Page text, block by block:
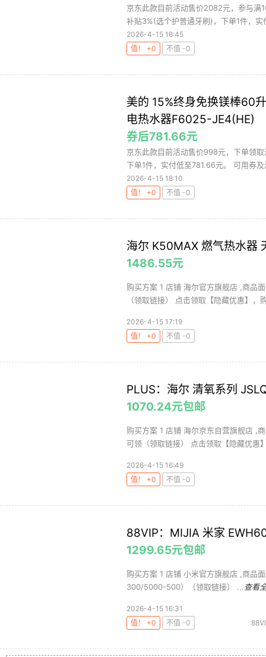
京东此款目前活动售价2082元，参与
补贴3%(选个护普通牙刷)，下单1件，实
2026-4-15 18:45
值！ +0
不值 -0
美的 15%终身免换镁棒60
电热水器F6025-JE4(HE)
券后781.66元
京东此款目前活动售价998元，下单领
下单1件，实付低至781.66元。 可用券
2026-4-15 18:10
值！ +0
不值 -0
海尔 K50MAX 燃气热水器
1486.55元
购买方案 1 店铺 海尔官方旗舰店 ,商品
（领取链接） 点击领取【隐藏优惠】，
2026-4-15 17:19
值！ +0
不值 -0
PLUS：海尔 清氧系列
1070.24元包邮
购买方案 1 店铺 海尔京东自营旗舰店 ,
可领（领取链接） 点击领取【隐藏优惠
2026-4-15 16:49
值！ +0
不值 -0
88VIP：MIJIA 米家
1299.65元包邮
购买方案 1 店铺 小米官方旗舰店 ,商品
300/5000-500）（领取链接） ... 查看
2026-4-15 16:31
值！ +0
不值 -0